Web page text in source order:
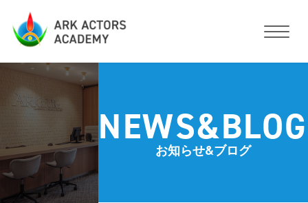
アークアクターズアカデミーについて
コース・予約方法・料金
NEWS&BLOG
お知らせ&ブログ